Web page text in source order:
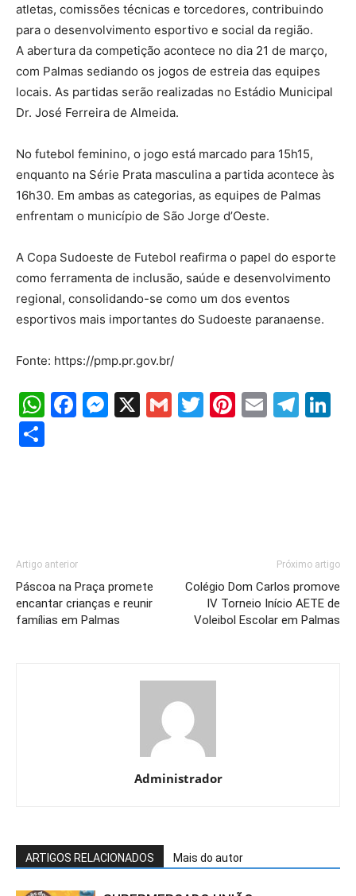
atletas, comissões técnicas e torcedores, contribuindo
para o desenvolvimento esportivo e social da região.
A abertura da competição acontece no dia 21 de março,
com Palmas sediando os jogos de estreia das equipes
locais. As partidas serão realizadas no Estádio Municipal
Dr. José Ferreira de Almeida.
No futebol feminino, o jogo está marcado para 15h15,
enquanto na Série Prata masculina a partida acontece às
16h30. Em ambas as categorias, as equipes de Palmas
enfrentam o município de São Jorge d’Oeste.
A Copa Sudoeste de Futebol reafirma o papel do esporte
como ferramenta de inclusão, saúde e desenvolvimento
regional, consolidando-se como um dos eventos
esportivos mais importantes do Sudoeste paranaense.
Fonte: https://pmp.pr.gov.br/
WhatsApp
Facebook
Messenger
X GmailTwitter
Pinterest
Email
Artigo anterior
Páscoa na Praça promete
encantar crianças e reunir
famílias em Palmas
Próximo artigo
Colégio Dom Carlos promove
IV Torneio Início AETE de
Voleibol Escolar em Palmas
Administrador
ARTIGOS RELACIONADOS Mais do autor